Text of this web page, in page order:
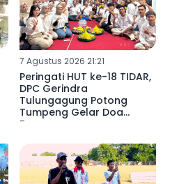
7 Agustus 2026 21:21
Peringati HUT ke-18 TIDAR,
DPC Gerindra
Tulungagung Potong
Tumpeng Gelar Doa
Bersama